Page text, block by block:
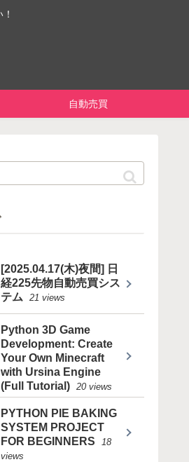
自動売買
[2025.04.17(木)夜間] 日
経225先物自動売買シス
テム
21 views
Python 3D Game
Development: Create
Your Own Minecraft
with Ursina Engine
(Full Tutorial) 20 views
PYTHON PIE BAKING
SYSTEM PROJECT
FOR BEGINNERS
18
views